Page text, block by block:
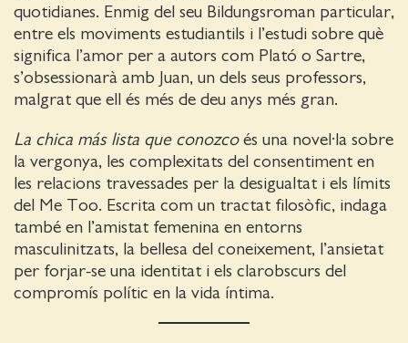
quotidianes. Enmig del seu Bildungsroman particular,
entre els moviments estudiantils i l’estudi sobre què
significa l’amor per a autors com Plató o Sartre,
s’obsessionarà amb Juan, un dels seus professors,
malgrat que ell és més de deu anys més gran.
La chica más lista que conozcoés una novel·la sobre
la vergonya, les complexitats del consentiment en
les relacions travessades per la desigualtat i els límits
del Me Too. Escrita com un tractat filosòfic, indaga
també en l’amistat femenina en entorns
masculinitzats, la bellesa del coneixement, l’ansietat
per forjar-se una identitat i els clarobscurs del
compromís polític en la vida íntima.